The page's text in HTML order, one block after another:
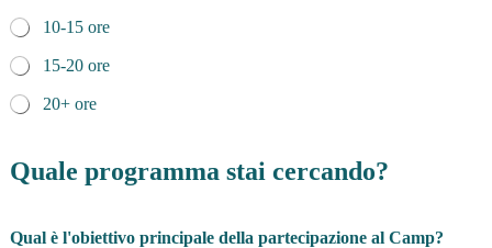
10-15 ore
15-20 ore
20+ ore
Quale programma stai cercando?
Qual è l'obiettivo principale della partecipazione al Camp?